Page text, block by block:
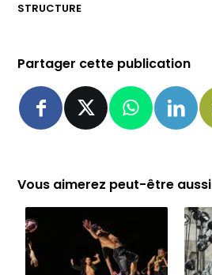
STRUCTURE
Partager cette publication
Vous aimerez peut-être aussi